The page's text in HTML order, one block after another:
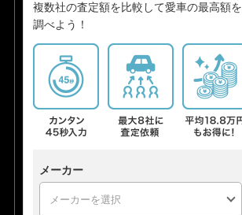
複数社の査定額を比較して愛車の最高額を
調べよう！
メーカー